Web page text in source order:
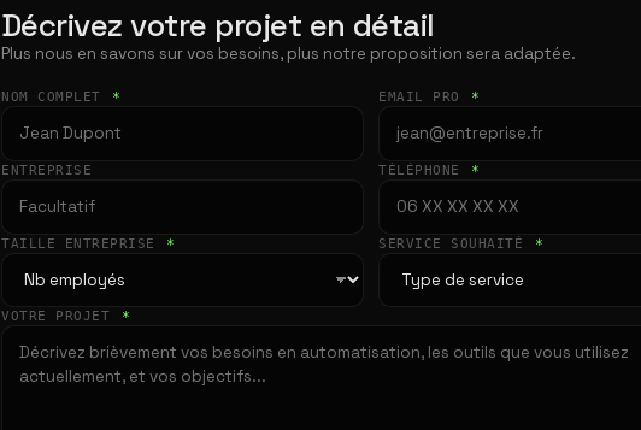
Décrivez votre projet en détail
Plus nous en savons sur vos besoins, plus notre proposition sera adaptée.
NOM COMPLET * EMAIL PRO *
ENTREPRISE TÉLÉPHONE *
TAILLE ENTREPRISE * SERVICE SOUHAITÉ *
VOTRE PROJET *